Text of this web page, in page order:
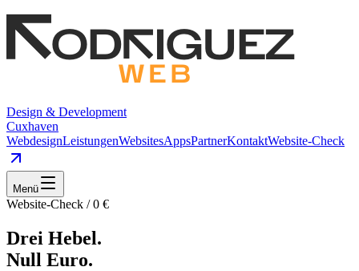
Design & Development
Cuxhaven
WebdesignLeistungenWebsitesAppsPartnerKontaktWebsite-Check
Menü
Website-Check / 0 €
Drei Hebel.
Null Euro.